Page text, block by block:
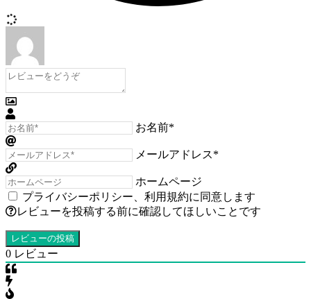
お名前*
メールアドレス*
ホームページ
プライバシーポリシー
利用規約に同意します
レビューを投稿する前に確認してほしいことです
0 レビュー